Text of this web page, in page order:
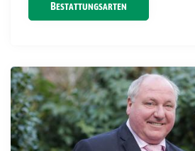
BESTATTUNGSARTEN